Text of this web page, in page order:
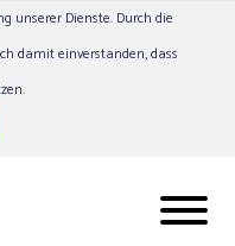
unserer Dienste. Durch die
damit einverstanden, dass